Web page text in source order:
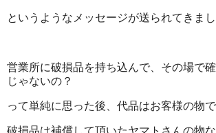
というようなメッセージが送られてきまし
営業所に破損品を持ち込んで、その場で
じゃないの？
って単純に思った後、代品はお客様の物で
破損品は補償して頂いたヤマトさんの物な